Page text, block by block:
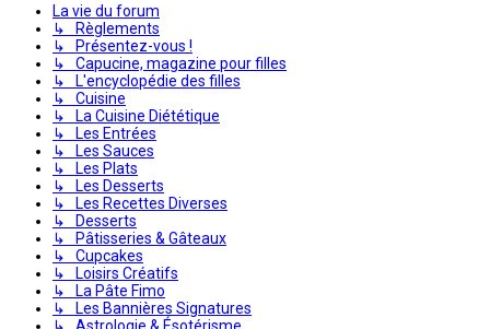
La vie du forum
↳ Règlements
↳ Présentez-vous !
↳ Capucine, magazine pour filles
↳ L'encyclopédie des filles
↳ Cuisine
↳ La Cuisine Diététique
↳ Les Entrées
↳ Les Sauces
↳ Les Plats
↳ Les Desserts
↳ Les Recettes Diverses
↳ Desserts
↳ Pâtisseries & Gâteaux
↳ Cupcakes
↳ Loisirs Créatifs
↳ La Pâte Fimo
↳ Les Bannières Signatures
↳ Astrologie & Ésotérisme